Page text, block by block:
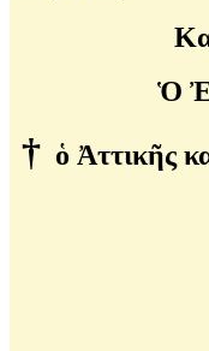
Ὁ
† ὁ Ἀττικῆς